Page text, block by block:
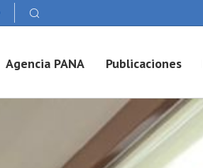
Agencia PANA Publicaciones